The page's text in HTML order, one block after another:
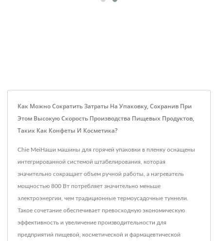
Как Можно Сократить Затраты На Упаковку, Сохранив При
Этом Высокую Скорость Производства Пищевых Продуктов,
Таких Как Конфеты И Косметика?
Chie MeiНаши машины для горячей упаковки в пленку оснащены
интегрированной системой штабелирования, которая
значительно сокращает объем ручной работы, а нагреватель
мощностью 800 Вт потребляет значительно меньше
электроэнергии, чем традиционные термоусадочные туннели.
Такое сочетание обеспечивает превосходную экономическую
эффективность и увеличение производительности для
предприятий пищевой, косметической и фармацевтической